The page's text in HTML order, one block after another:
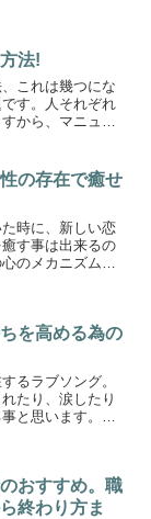
法!
これは幾つにな
す。人それぞれ
から、マニュア
弟構成や学生生
接し...
の存在で癒せ
時に、新しい恋
す事は出来るの
のメカニズムに
を高める為の
るラブソング。
たり、涙したり
と思います。そ
ラ...
おすすめ。職
終わり方ま